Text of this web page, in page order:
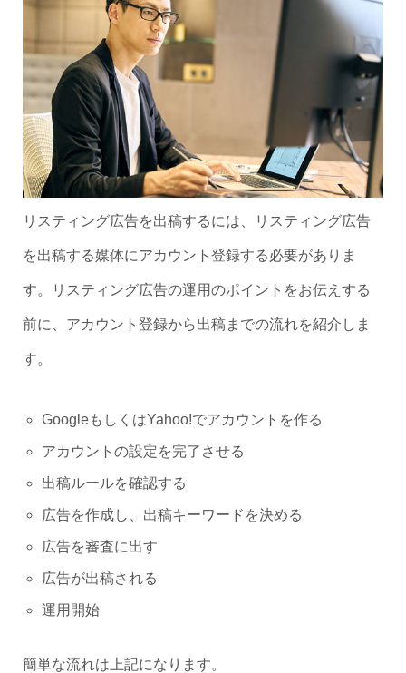
リスティング広告を出稿するには、リスティング広告
を出稿する媒体にアカウント登録する必要がありま
す。リスティング広告の運用のポイントをお伝えする
前に、アカウント登録から出稿までの流れを紹介しま
す。
GoogleもしくはYahoo!でアカウントを作る
アカウントの設定を完了させる
出稿ルールを確認する
広告を作成し、出稿キーワードを決める
広告を審査に出す
広告が出稿される
運用開始
簡単な流れは上記になります。